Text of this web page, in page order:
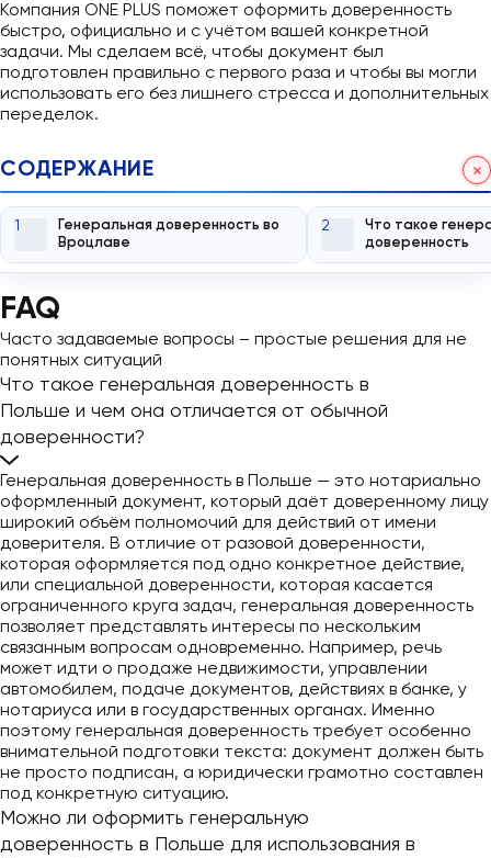
Компания ONE PLUS поможет оформить доверенность
быстро, официально и с учётом вашей конкретной
задачи. Мы сделаем всё, чтобы документ был
подготовлен правильно с первого раза и чтобы вы могли
использовать его без лишнего стресса и дополнительных
переделок.
СОДЕРЖАНИЕ
1
Генеральная доверенность во
Вроцлаве
2
Что такое
доверенность
FAQ
Часто задаваемые вопросы – простые решения для не
понятных ситуаций
Что такое генеральная доверенность в
Польше и чем она отличается от обычной
доверенности?
Генеральная доверенность в Польше — это нотариально
оформленный документ, который даёт доверенному лицу
широкий объём полномочий для действий от имени
доверителя. В отличие от разовой доверенности,
которая оформляется под одно конкретное действие,
или специальной доверенности, которая касается
ограниченного круга задач, генеральная доверенность
позволяет представлять интересы по нескольким
связанным вопросам одновременно. Например, речь
может идти о продаже недвижимости, управлении
автомобилем, подаче документов, действиях в банке, у
нотариуса или в государственных органах. Именно
поэтому генеральная доверенность требует особенно
внимательной подготовки текста: документ должен быть
не просто подписан, а юридически грамотно составлен
под конкретную ситуацию.
Можно ли оформить генеральную
доверенность в Польше для использования в